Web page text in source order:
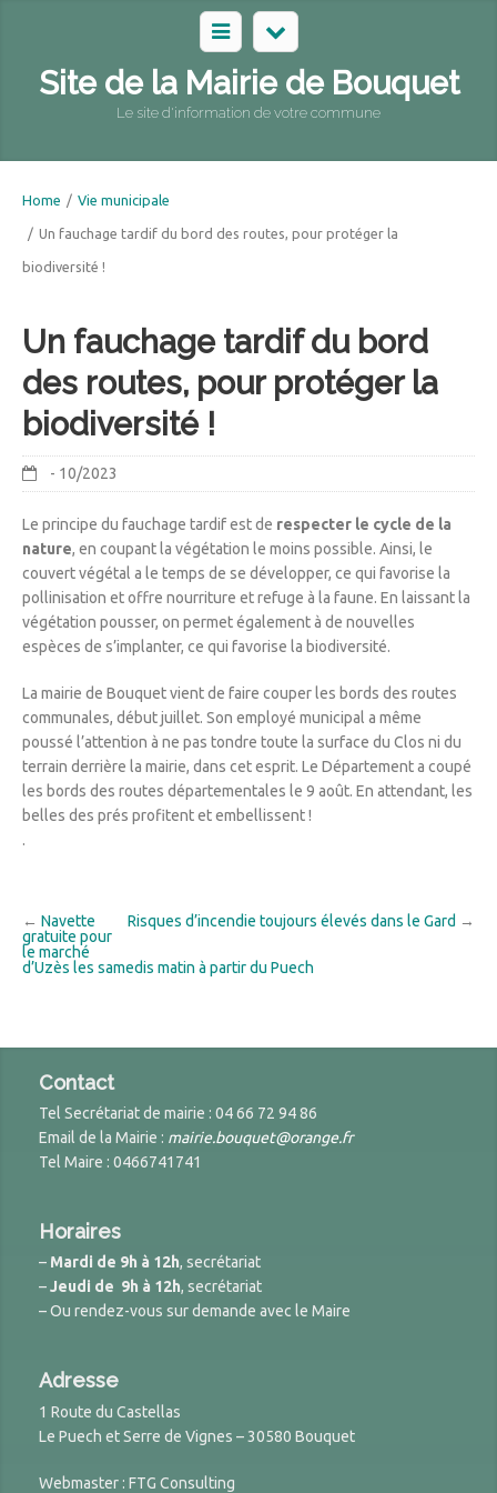
Site de la Mairie de Bouquet
Le site d'information de votre commune
Home / Vie municipale
/ Un fauchage tardif du bord des routes, pour protéger la
biodiversité !
Un fauchage tardif du bord
des routes, pour protéger la
biodiversité !
- 10/2023
Le principe du fauchage tardif est de respecter le cycle de la
nature, en coupant la végétation le moins possible. Ainsi, le
couvert végétal a le temps de se développer, ce qui favorise la
pollinisation et offre nourriture et refuge à la faune. En laissant la
végétation pousser, on permet également à de nouvelles
espèces de s’implanter, ce qui favorise la biodiversité.
La mairie de Bouquet vient de faire couper les bords des routes
communales, début juillet. Son employé municipal a même
poussé l’attention à ne pas tondre toute la surface du Clos ni du
terrain derrière la mairie, dans cet esprit. Le Département a coupé
les bords des routes départementales le 9 août. En attendant, les
belles des prés profitent et embellissent !
.
Risques d’incendie toujours élevés dans le Gard →
← Navette
gratuite pour
le marché
d’Uzès les samedis matin à partir du Puech
Contact
Tel Secrétariat de mairie : 04 66 72 94 86
Email de la Mairie : mairie.bouquet@orange.fr
Tel Maire : 0466741741
Horaires
– Mardi de 9h à 12h, secrétariat
–Jeudi de 9h à 12h, secrétariat
– Ou rendez-vous sur demande avec le Maire
Adresse
1 Route du Castellas
Le Puech et Serre de Vignes – 30580 Bouquet
Webmaster : FTG Consulting